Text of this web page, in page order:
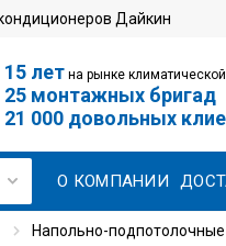
Дайкин
15 лет на рынке климатической
25 монтажных бригад
21 000 довольных
О КОМПАНИИ
Напольно-